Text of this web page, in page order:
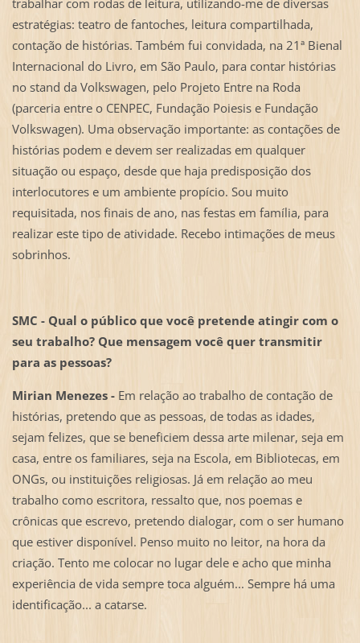
trabalhar com rodas de leitura, utilizando-me de diversas
estratégias: teatro de fantoches, leitura compartilhada,
contação de histórias. Também fui convidada, na 21ª Bienal
Internacional do Livro, em São Paulo, para contar histórias
no stand da Volkswagen, pelo Projeto Entre na Roda
(parceria entre o CENPEC, Fundação Poiesis e Fundação
Volkswagen). Uma observação importante: as contações de
histórias podem e devem ser realizadas em qualquer
situação ou espaço, desde que haja predisposição dos
interlocutores e um ambiente propício. Sou muito
requisitada, nos finais de ano, nas festas em família, para
realizar este tipo de atividade. Recebo intimações de meus
sobrinhos.
SMC - Qual o público que você pretende atingir com o
seu trabalho? Que mensagem você quer transmitir
para as pessoas?
Mirian Menezes -Em relação ao trabalho de contação de
histórias, pretendo que as pessoas, de todas as idades,
sejam felizes, que se beneficiem dessa arte milenar, seja em
casa, entre os familiares, seja na Escola, em Bibliotecas, em
ONGs, ou instituições religiosas. Já em relação ao meu
trabalho como escritora, ressalto que, nos poemas e
crônicas que escrevo, pretendo dialogar, com o ser humano
que estiver disponível. Penso muito no leitor, na hora da
criação. Tento me colocar no lugar dele e acho que minha
experiência de vida sempre toca alguém... Sempre há uma
identificação... a catarse.